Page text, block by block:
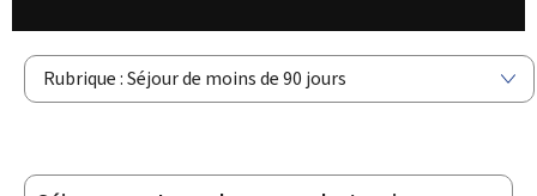
Rubrique : Séjour de moins de 90 jours